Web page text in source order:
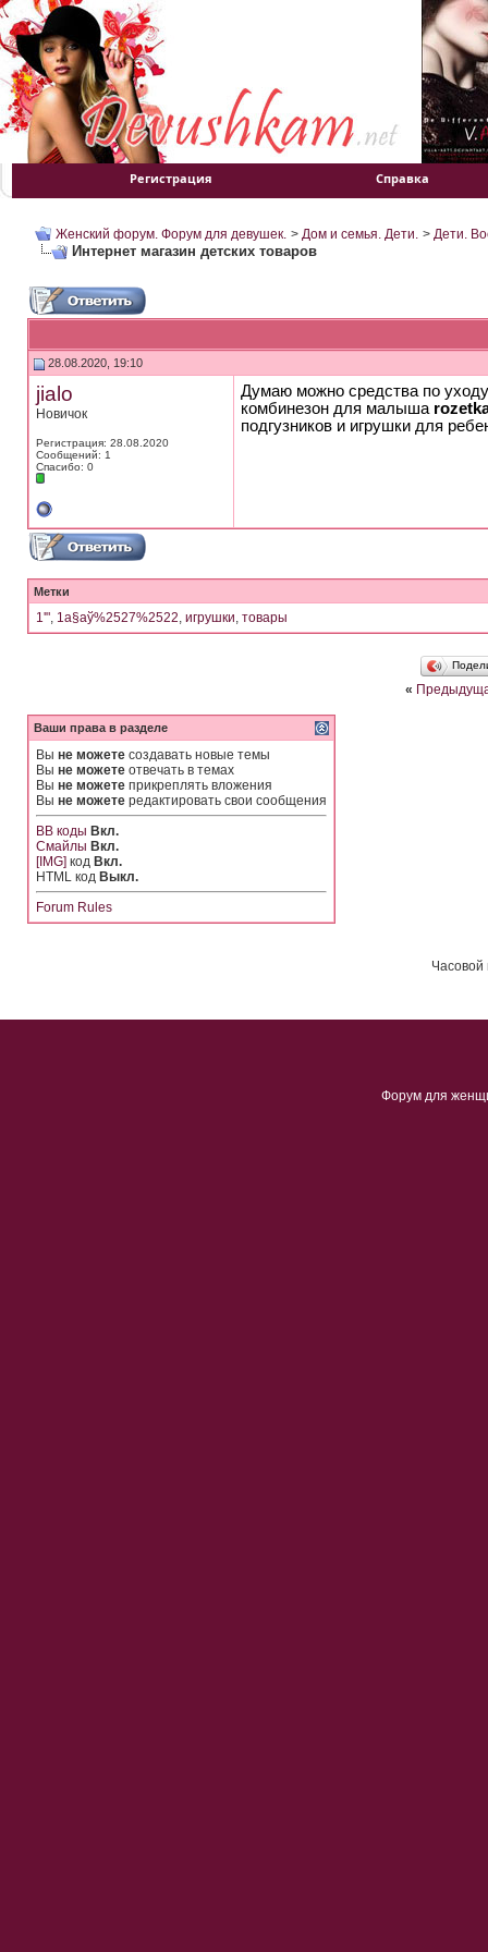
Регистрация Справка
Женский форум. Форум для девушек. > Дом и семья. Дети. > Дети.
Интернет магазин детских товаров
28.08.2020, 19:10
jialo
Новичок
Регистрация: 28.08.2020
Сообщений: 1
Спасибо: 0
Думаю можно средства по
комбинезон для малыша
подгузников и игрушки для
Метки
1'", 1а§аў%2527%2522, игрушки, товары
«
Ваши права в разделе
Вы не можете создавать новые темы
Вы не можете отвечать в темах
Вы не можете прикреплять вложения
Вы не можете редактировать свои сообщения
BB коды Вкл.
Смайлы Вкл.
[IMG] код Вкл.
HTML код Выкл.
Forum Rules
Часовой
Форум для